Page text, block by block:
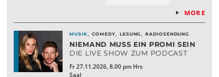
MORE
MUSIK, COMEDY, LESUNG,RADIOSENDUNG
NIEMAND MUSS EIN PROMI SEIN
DIE LIVE SHOW ZUM PODCAST
Fr 27.11.2026, 8.00 pm Hrs
Saal